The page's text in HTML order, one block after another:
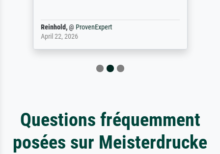
Reinhold,@ ProvenExpert
April 22, 2026
Questions fréquemment
posées sur Meisterdrucke